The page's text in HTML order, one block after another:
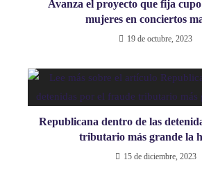
Avanza el proyecto que fija
mujeres en conciertos
19 de octubre, 2023
Republicana dentro de las
tributario más grande la
15 de diciembre, 2023